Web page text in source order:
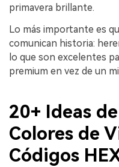
primavera brillante.
Lo más importante es
comunican historia:
lo que son excelentes
premium en vez de un
20+ Ideas
Colores de
Códigos